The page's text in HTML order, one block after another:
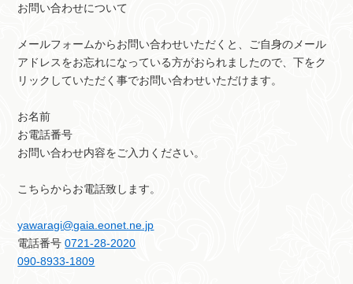
お問い合わせについて
メールフォームからお問い合わせいただくと、ご自身のメール
アドレスをお忘れになっている方がおられましたので、下をク
リックしていただく事でお問い合わせいただけます。
お名前
お電話番号
お問い合わせ内容をご入力ください。
こちらからお電話致します。
yawaragi@gaia.eonet.ne.jp
電話番号0721-28-2020
090-8933-1809